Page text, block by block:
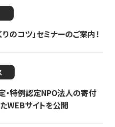
のコツ」セミナーのご案内！
・特例認定NPO法人の寄付
WEBサイトを公開